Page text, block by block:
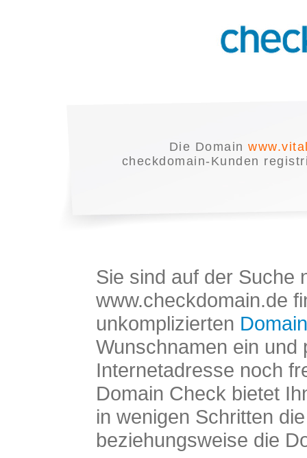
Die Domain
checkdomain-Kunden
Sie sind auf der Suche
www.checkdomain.de
unkomplizierten
Wunschnamen ein und
Internetadresse noch
Domain Check bietet
in wenigen Schritten
beziehungsweise die